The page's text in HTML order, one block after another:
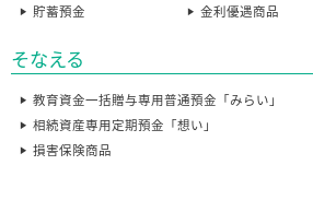
貯蓄預金
金利優遇商品
そなえる
教育資金一括贈与専用普通預金「みらい」
相続資産専用定期預金「想い」
損害保険商品